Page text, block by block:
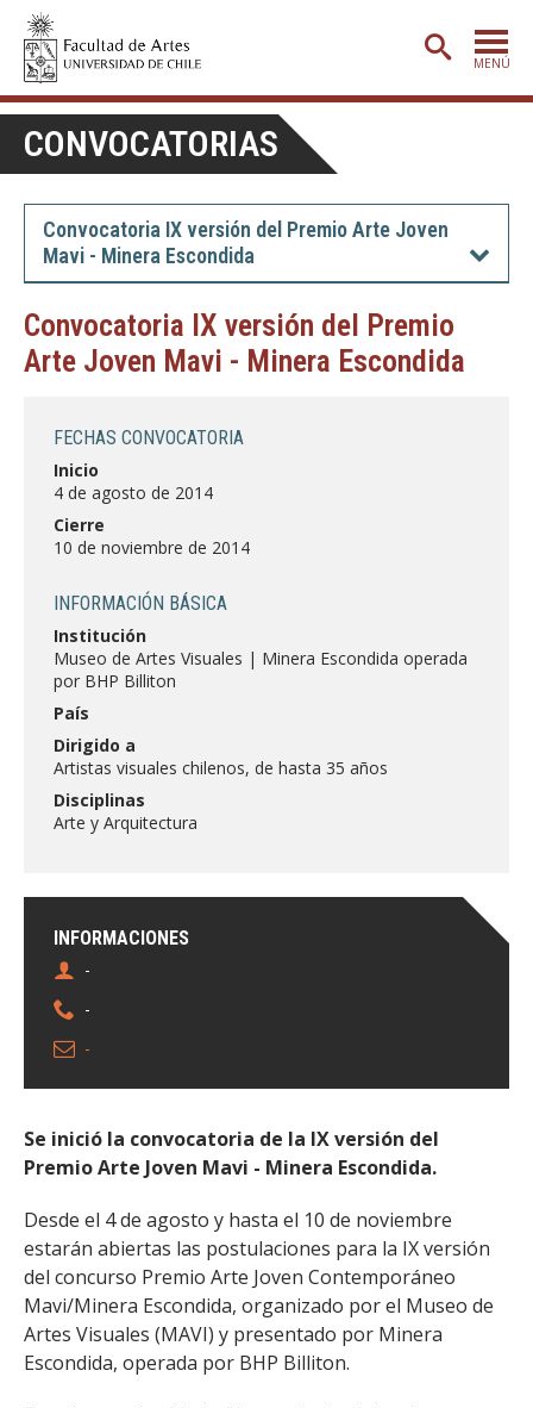
MENÚ
PORTADA
ADMISIÓN
ETAPA BÁSICA
CARRERAS
POSTGRADO
EXTENSIÓN
BIBLIOTECA
DEPARTAMENTOS
FACULTAD
Estudiantes
Académicas/os Egresadas/os
CONVOCATORIAS
Convocatoria IX versión del Premio Arte Joven
Mavi - Minera Escondida
Convocatoria IX versión del Premio
Arte Joven Mavi - Minera Escondida
INFORMACIONES
-
-
-
FECHAS CONVOCATORIA
Inicio
4 de agosto de 2014
Cierre
10 de noviembre de 2014
INFORMACIÓN BÁSICA
Institución
Museo de Artes Visuales | Minera Escondida operada
por BHP Billiton
País
Dirigido a
Artistas visuales chilenos, de hasta 35 años
Disciplinas
Arte y Arquitectura
Se inició la convocatoria de la IX versión del
Premio Arte Joven Mavi - Minera Escondida.
Desde el 4 de agosto y hasta el 10 de noviembre
estarán abiertas las postulaciones para la IX versión
del concurso Premio Arte Joven Contemporáneo
Mavi/Minera Escondida, organizado por el Museo de
Artes Visuales (MAVI) y presentado por Minera
Escondida, operada por BHP Billiton.